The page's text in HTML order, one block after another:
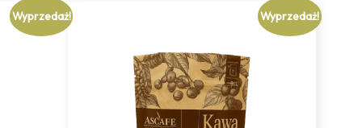
Wyprzedaż! Wyprzedaż!